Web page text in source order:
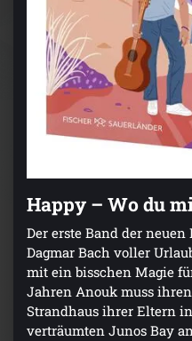
Happy – Wo du
Der erste Band der
Dagmar Bach voller
mit ein bisschen Magie
Jahren Anouk muss
Strandhaus ihrer Eltern
verträumten Junos Bay